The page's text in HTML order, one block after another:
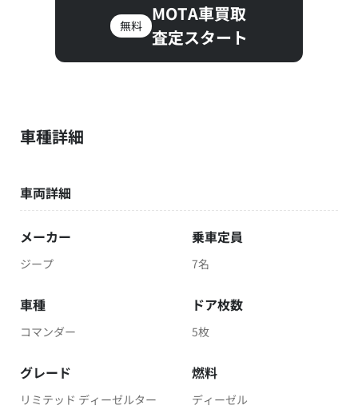
無料
MOTA車買取
査定スタート
車種詳細
車両詳細
メーカー
ジープ
乗車定員
7名
車種
コマンダー
ドア枚数
5枚
グレード
リミテッド ディーゼルター
燃料
ディーゼル